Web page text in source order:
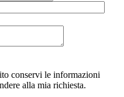
conservi le informazioni
alla mia richiesta.